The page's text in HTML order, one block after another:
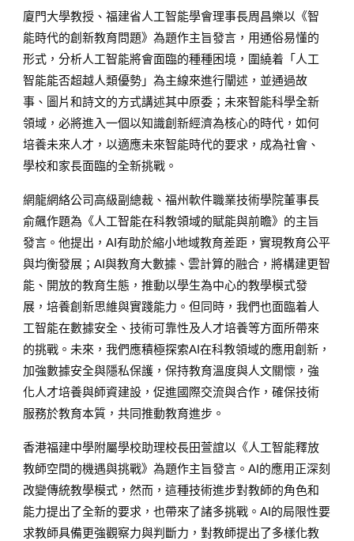
廈門大學教授、福建省人工智能學會理事長周昌樂以《智
能時代的創新教育問題》為題作主旨發言，用通俗易懂的
形式，分析人工智能將會面臨的種種困境，圍繞着「人工
智能能否超越人類優勢」為主線來進行闡述，並通過故
事、圖片和詩文的方式講述其中原委；未來智能科學全新
領域，必將進入一個以知識創新經濟為核心的時代，如何
培養未來人才，以適應未來智能時代的要求，成為社會、
學校和家長面臨的全新挑戰。
網龍網絡公司高級副總裁、福州軟件職業技術學院董事長
俞飆作題為《人工智能在科教領域的賦能與前瞻》的主旨
發言。他提出，AI有助於縮小地域教育差距，實現教育公平
與均衡發展；AI與教育大數據、雲計算的融合，將構建更智
能、開放的教育生態，推動以學生為中心的教學模式發
展，培養創新思維與實踐能力。但同時，我們也面臨着人
工智能在數據安全、技術可靠性及人才培養等方面所帶來
的挑戰。未來，我們應積極探索AI在科教領域的應用創新，
加強數據安全與隱私保護，保持教育溫度與人文關懷，強
化人才培養與師資建設，促進國際交流與合作，確保技術
服務於教育本質，共同推動教育進步。
香港福建中學附屬學校助理校長田萱誼以《人工智能釋放
教師空間的機遇與挑戰》為題作主旨發言。AI的應用正深刻
改變傳統教學模式，然而，這種技術進步對教師的角色和
能力提出了全新的要求，也帶來了諸多挑戰。AI的局限性要
求教師具備更強觀察力與判斷力，對教師提出了多樣化教